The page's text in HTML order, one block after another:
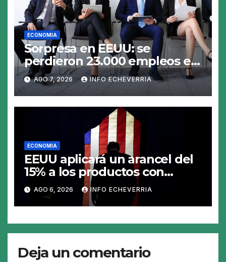
ECONOMIA
Sorpresa en EEUU: se
perdieron 23.000 empleos en
julio y el mercado recalcula
las perspectivas para las tasas
AGO 7, 2026 INFO ECHEVERRIA
ECONOMIA
EEUU aplicará un arancel del
15% a los productos con
polisilicio para frenar el
avance de China
AGO 6, 2026 INFO ECHEVERRIA
Deja un comentario